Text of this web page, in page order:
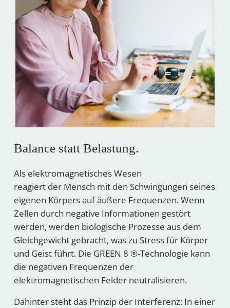
Balance statt Belastung.
Als elektromagnetisches Wesen
reagiert der Mensch mit den Schwingungen seines
eigenen Körpers auf äußere Frequenzen. Wenn
Zellen durch negative Informationen gestört
werden, werden biologische Prozesse aus dem
Gleichgewicht gebracht, was zu Stress für Körper
und Geist führt. Die GREEN 8 ®-Technologie kann
die negativen Frequenzen der
elektromagnetischen Felder neutralisieren.
Dahinter steht das Prinzip der Interferenz: In einer